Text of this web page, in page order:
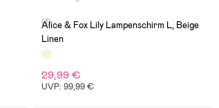
(1)
Alice & Fox Lily Lampenschirm L, Beige
Linen
29,99 €
UVP: 99,99 €